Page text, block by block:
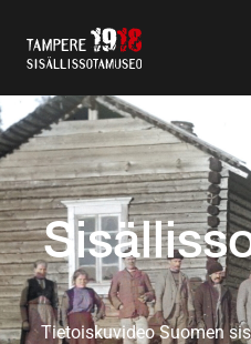
Tietoiskuvideo Suomen